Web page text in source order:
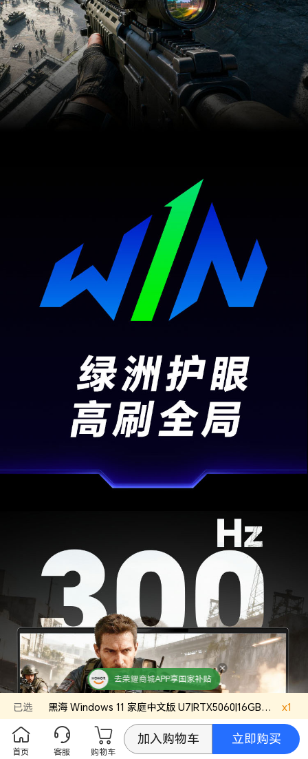
去荣耀商城APP享国家补贴
已选 黑海 Windows 11 家庭中文版 U7|RTX5060|16GB|1TB 官方
x1
首页 客服 购物车
加入购物车 立即购买